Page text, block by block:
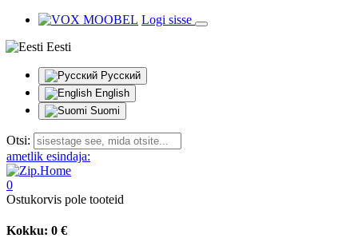
Logi sisse
Eesti
Русский
English
Suomi
Otsi:
ametlik esindaja:
0
Ostukorvis pole tooteid
Kokku: 0 €